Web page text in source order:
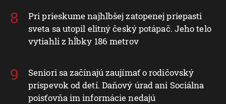
Pri prieskume najhlbšej zatopenej priepasti
sveta sa utopil elitný český potápač. Jeho telo
vytiahli z hĺbky 186 metrov
Seniori sa začínajú zaujímať o rodičovský
príspevok od detí. Daňový úrad ani Sociálna
poisťovňa im informácie nedajú